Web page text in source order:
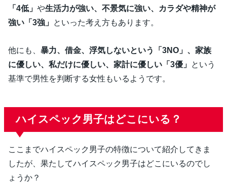
「4低」や生活力が強い、不景気に強い、カラダや精神が
強い「3強」 といった考え方もあります。
他にも、暴力、借金、浮気しないという「3NO」、家族
に優しい、私だけに優しい、家計に優しい「3優」 という
基準で男性を判断する女性もいるようです。
ハイスペック男子はどこにいる？
ここまでハイスペック男子の特徴について紹介してきま
したが、果たしてハイスペック男子はどこにいるのでし
ょうか？